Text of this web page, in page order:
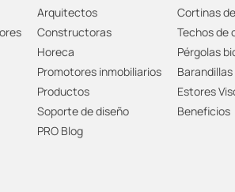
Barcelona
Cáceres
Cádiz
Arquitectos
Constructoras
Horeca
Promotores inmobiliarios
Productos
Soporte de diseño
PRO Blog
Cortinas
Techos de
Pérgolas
Estores
Beneficios